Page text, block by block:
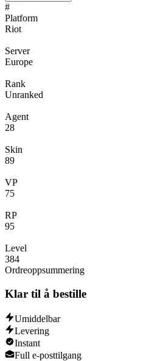
#
Platform
Riot
Server
Europe
Rank
Unranked
Agent
28
Skin
89
VP
75
RP
95
Level
384
Ordreoppsummering
Klar til å bestille
Umiddelbar
Levering
Instant
Full e-posttilgang